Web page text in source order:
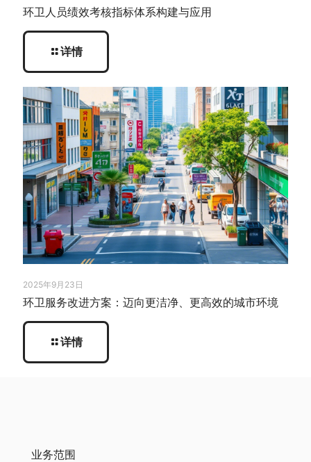
环卫人员绩效考核指标体系构建与应用
详情
2025年9月23日
环卫服务改进方案：迈向更洁净、更高效的城市环境
详情
业务范围